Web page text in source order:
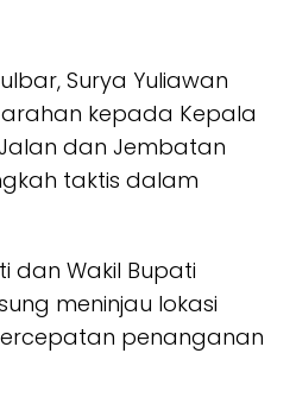
Surya Yuliawan
kepada Kepala
dan Jembatan
taktis dalam
dan Wakil Bupati
meninjau lokasi
penanganan